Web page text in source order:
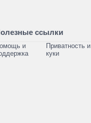
ссылки
и
Приватность и
куки